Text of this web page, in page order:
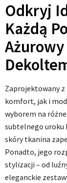
Odkryj
Każdą
Zaprojektowany z
komfort, jak i
wyborem na
subtelnego uroku
skóry tkanina
Ponadto, jego
stylizacji – od
eleganckie